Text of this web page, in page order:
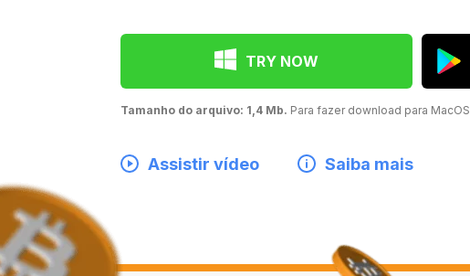
TRY NOW
Tamanho do arquivo: 1,4 Mb. Para fazer download para MacOS
Assistir vídeo Saiba mais